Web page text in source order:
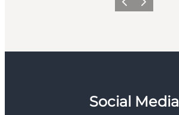
ZurückWeiter
Social Media